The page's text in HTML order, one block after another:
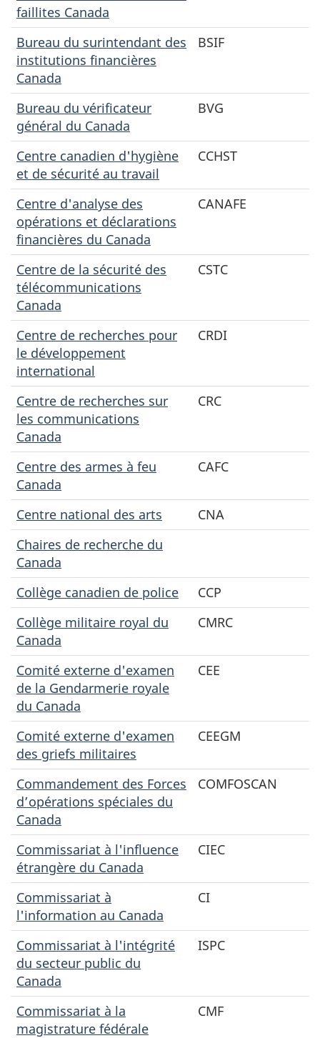
faillites Canada
Bureau du surintendant des
institutions financières
Canada
BSIF
Bureau du vérificateur
général du Canada
BVG
Centre canadien d'hygiène
et de sécurité au travail
CCHST
Centre d'analyse des
opérations et déclarations
financières du Canada
CANAFE
Centre de la sécurité des
télécommunications
Canada
CSTC
Centre de recherches pour
le développement
international
CRDI
Centre de recherches sur
les communications
Canada
CRC
Centre des armes à feu
Canada
CAFC
Centre national des arts
CNA
Chaires de recherche du
Canada
Collège canadien de police
CCP
Collège militaire royal du
Canada
CMRC
Comité externe d'examen
de la Gendarmerie royale
du Canada
CEE
Comité externe d'examen
des griefs militaires
CEEGM
Commandement des Forces
d’opérations spéciales du
Canada
COMFOSCAN
Commissariat à l'influence
étrangère du Canada
CIEC
Commissariat à
l'information au Canada
CI
Commissariat à l'intégrité
du secteur public du
Canada
ISPC
Commissariat à la
magistrature fédérale
CMF